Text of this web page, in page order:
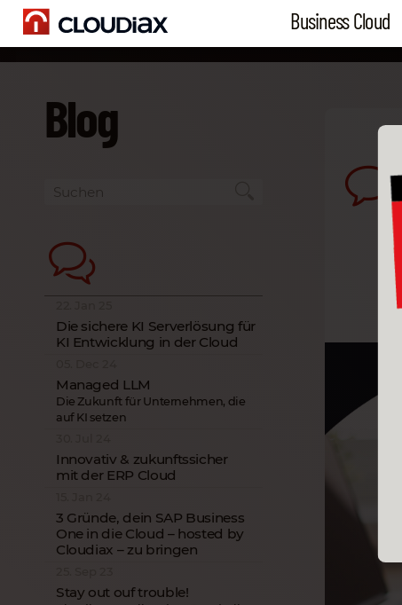
Business Cloud
Blog
Die sichere KI Serverlösung für
KI Entwicklung in der Cloud
Managed LLM
Die Zukunft für Unternehmen, die
auf KI setzen
Innovativ & zukunftssicher
mit der ERP Cloud
3 Gründe, dein SAP Business
One in die Cloud – hosted by
Cloudiax – zu bringen
Stay out ouf trouble!